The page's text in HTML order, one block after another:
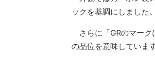
ックを基調にしました
さらに「GRのマーク
の品位を意味していま